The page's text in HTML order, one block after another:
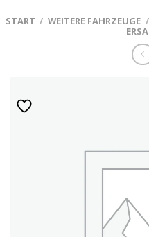
START / WEITERE FAHRZEUGE /